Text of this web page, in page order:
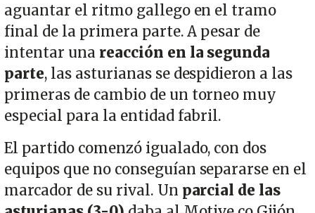
aguantar el ritmo gallego en el tramo
final de la primera parte. A pesar de
intentar unareacción en la segunda
parte, las asturianas se despidieron a las
primeras de cambio de un torneo muy
especial para la entidad fabril.
El partido comenzó igualado, con dos
equipos que no conseguían separarse en el
marcador de su rival. Un parcial de las